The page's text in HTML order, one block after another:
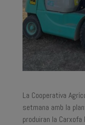
La Cooperativa
setmana amb la
produiran la